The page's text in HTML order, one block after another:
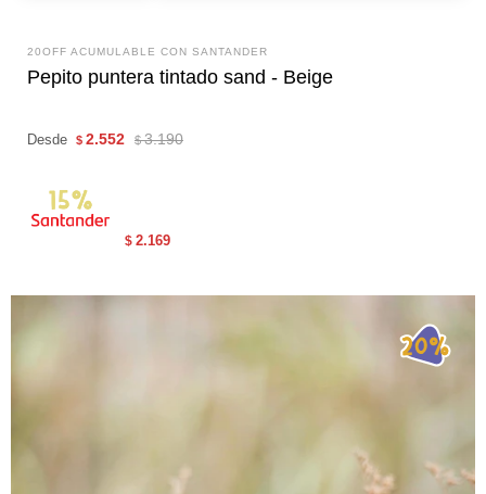
20OFF ACUMULABLE CON SANTANDER
Pepito puntera tintado sand - Beige
Desde $ 2.552 $ 3.190
$ 2.169